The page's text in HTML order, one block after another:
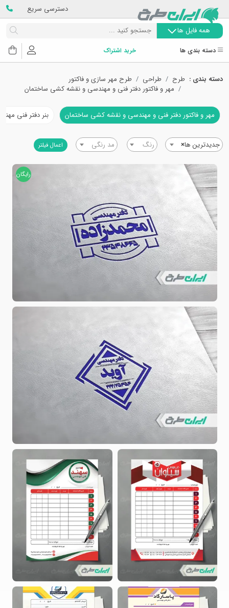
دسترسی سریع
همه فایل ها
دسته بندی ها خرید اشتراک
دسته بندی : طرح طراحی
طرح مهر سازی و فاکتور
مهر و فاکتور دفتر فنی و مهندسی و نقشه کشی ساختمان
مهر و فاکتور دفتر فنی و مهندسی و نقشه کشی ساختمان بنر دفتر فنی
×جدیدترین ها رنگ مد رنگی اعمال فیلتر
رایگان